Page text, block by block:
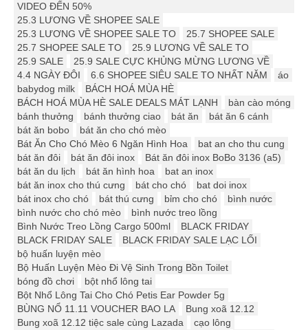
VIDEO ĐẾN 50%
25.3 LƯƠNG VỀ SHOPEE SALE
25.3 LƯƠNG VỀ SHOPEE SALE TO
25.7 SHOPEE SALE
25.7 SHOPEE SALE TO
25.9 LƯƠNG VỀ SALE TO
25.9 SALE
25.9 SALE CỰC KHỦNG MỪNG LƯƠNG VỀ
4.4 NGÀY ĐÔI
6.6 SHOPEE SIÊU SALE TO NHẤT NĂM
áo
babydog milk
BÁCH HOÁ MÙA HÈ
BÁCH HOÁ MÙA HÈ SALE DEALS MÁT LẠNH
bàn cào móng
bánh thưởng
bánh thưởng ciao bát ăn
bát ăn 6 cánh
bát ăn bobo
bát ăn cho chó mèo
Bát Ăn Cho Chó Mèo 6 Ngăn Hình Hoa
bat an cho thu cung
bát ăn đôi
bát ăn đôi inox
Bát ăn đôi inox BoBo 3136 (a5)
bát ăn du lịch
bát ăn hình hoa
bat an inox
bát ăn inox cho thú cưng
bát cho chó
bat doi inox
bát inox cho chó
bát thú cưng bỉm cho chó
bình nước
bình nước cho chó mèo
bình nước treo lồng
Bình Nước Treo Lồng Cargo 500ml
BLACK FRIDAY
BLACK FRIDAY SALE
BLACK FRIDAY SALE LẠC LỐI
bộ huấn luyện mèo
Bộ Huấn Luyện Mèo Đi Vệ Sinh Trong Bồn Toilet
bóng đồ chơi
bột nhổ lông tai
Bột Nhổ Lông Tai Cho Chó Petis Ear Powder 5g
BÙNG NỔ 11.11 VOUCHER BAO LA
Bung xoã 12.12
Bung xoã 12.12 tiệc sale cùng Lazada
cạo lông